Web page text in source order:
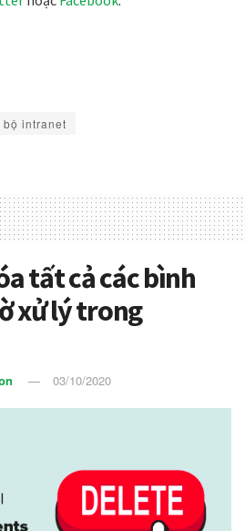
intranet
tất cả các bình
xử lý trong
03/10/2020